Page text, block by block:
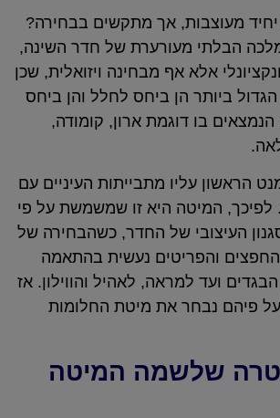
מעוצבות, אך מתקשים בבחירה?
הבלתי מעורערת של חדר השינה,
אלא אף מבחינה ויזואלית, שכן
ביותר הן ביחס לחלל והן ביחס
בו דוגמת ארון, קומודה,
הראשון עליו מתבייתות העיניים עם
לפיכך, המיטה היא זו שמשמשת על פי
העיצובי של החדר, כשהבחירה של
והפריטים נעשית בהתאמה
ועד למראה, לאהיל והווילון. אז
פיהם נבחר את מיטת החלומות
שלשמה המיטה